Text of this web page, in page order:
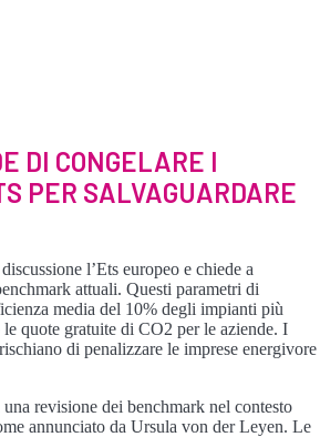
DI CONGELARE I
PER SALVAGUARDARE
l’Ets europeo e chiede a
attuali. Questi parametri di
media del 10% degli impianti più
quote gratuite di CO2 per le aziende. I
di penalizzare le imprese energivore
revisione dei benchmark nel contesto
annunciato da Ursula von der Leyen. Le